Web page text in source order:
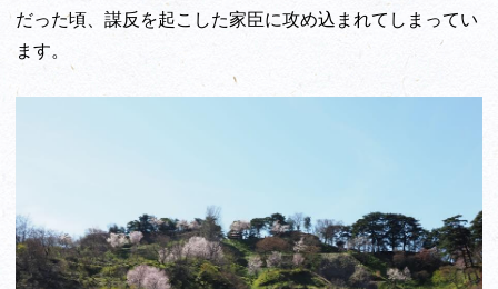
だった頃、謀反を起こした家臣に攻め込まれてしまってい
ます。